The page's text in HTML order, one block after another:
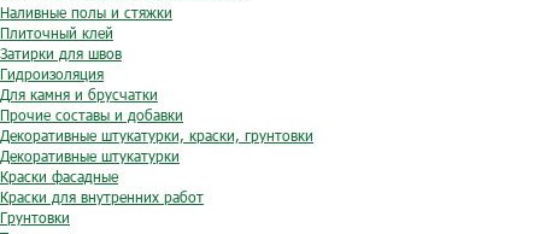
Наливные полы и стяжки
Плиточный клей
Затирки для швов
Гидроизоляция
Для камня и брусчатки
Прочие составы и добавки
Декоративные штукатурки, краски, грунтовки
Декоративные штукатурки
Краски фасадные
Краски для внутренних работ
Грунтовки